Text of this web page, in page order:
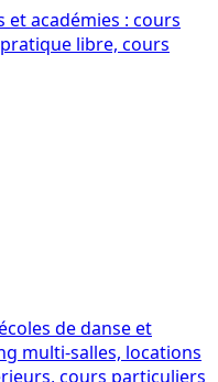
académies : cours
libre, cours
de danse et
multi-salles, locations
cours particuliers